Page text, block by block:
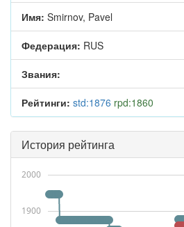
Имя: Smirnov, Pavel
Федерация: RUS
Звания:
Рейтинги: std:1876 rpd:1860
История рейтинга
1900
2000